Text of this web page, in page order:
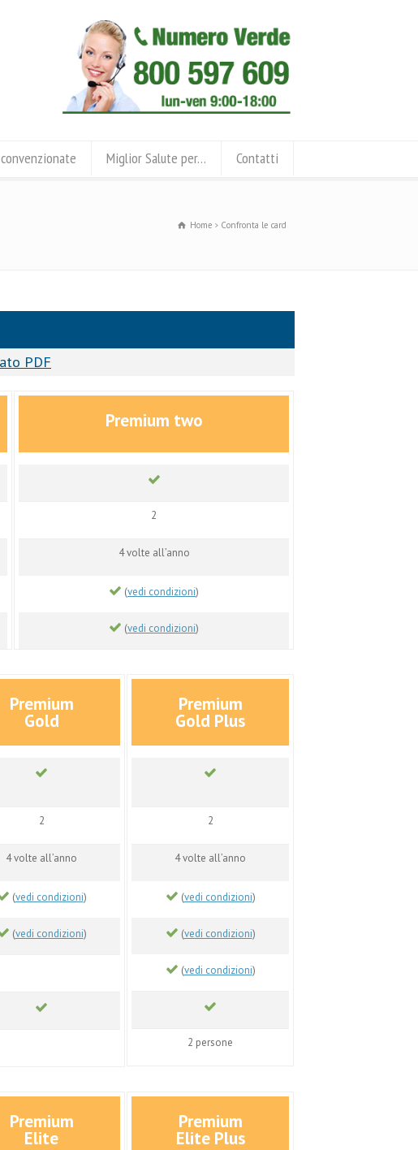
Miglior Salute per… Contatti
Home Confronta le card
PDF
Premium two
2
4 volte all’anno
(vedi condizioni)
(vedi condizioni)
Premium
Gold
2
4 volte all’anno
(vedi condizioni)
(vedi condizioni)
Premium
Gold Plus
2
4 volte all’anno
(vedi condizioni)
(vedi condizioni)
(vedi condizioni)
2 persone
Premium
Elite
Premium
Elite Plus